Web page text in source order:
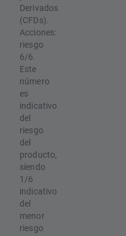
Derivados
(CFDs).
Acciones:
riesgo
6/6.
Este
número
es
indicativo
del
riesgo
del
producto,
siendo
1/6
indicativo
del
menor
riesgo